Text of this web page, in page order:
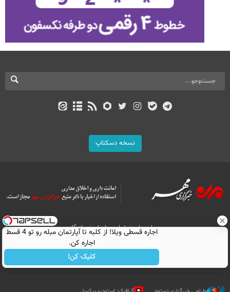
نسخه دسکتاپ
درباره ما تماس با ما
بازرگانی
All Content by Mehr News Agency is licensed under a Creative Commons
Attribution 4.0 International License.
اجاره‌ قسطی ویلا! از کلبه تا آپارتمان مبله رو تو 4 قسط
اجاره کن.
کلیک کن!